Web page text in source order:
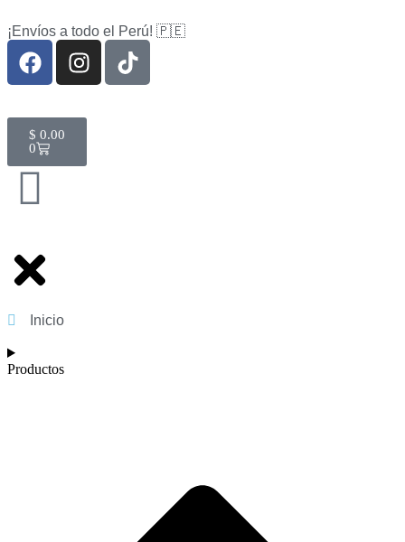
¡Envíos a todo el Perú! 🇵🇪
$ 0.00
0
Inicio
Productos